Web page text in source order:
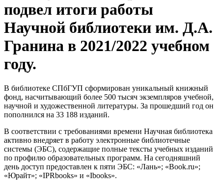
подвел итоги работы
Научной библиотеки им. Д.А.
Гранина в 2021/2022 учебном
году.
В библиотеке СПбГУП сформирован уникальный книжный
фонд, насчитывающий более 500 тысяч экземпляров учебной,
научной и художественной литературы. За прошедший год он
пополнился на 33 188 изданий.
В соответствии с требованиями времени Научная библиотека
активно внедряет в работу электронные библиотечные
системы (ЭБС), содержащие полные тексты учебных изданий
по профилю образовательных программ. На сегодняшний
день доступ предоставлен к пяти ЭБС: «Лань»; «Book.ru»;
«Юрайт»; «IPRbooks» и «Ibooks».